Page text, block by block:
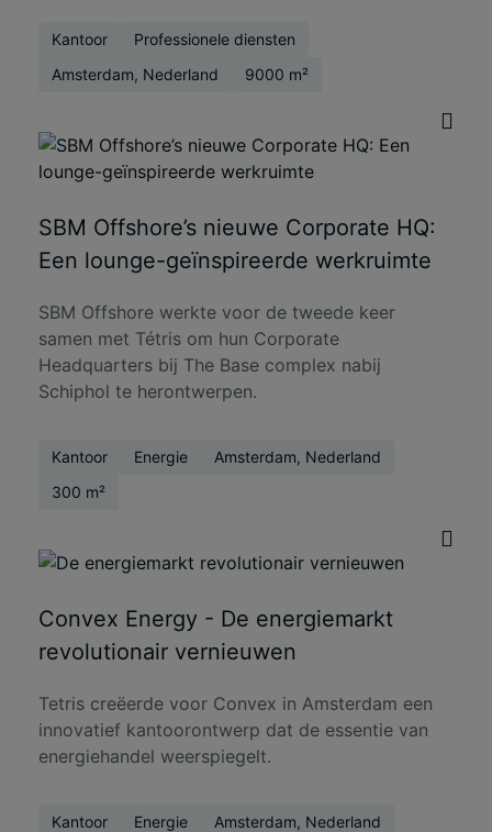
Kantoor
Professionele diensten
Amsterdam, Nederland
9000 m²
SBM Offshore’s nieuwe Corporate HQ:
Een lounge-geïnspireerde werkruimte
SBM Offshore werkte voor de tweede keer
samen met Tétris om hun Corporate
Headquarters bij The Base complex nabij
Schiphol te herontwerpen.
Kantoor Energie
Amsterdam, Nederland
300 m²
Convex Energy - De energiemarkt
revolutionair vernieuwen
Tetris creëerde voor Convex in Amsterdam een
innovatief kantoorontwerp dat de essentie van
energiehandel weerspiegelt.
Kantoor Energie
Amsterdam, Nederland